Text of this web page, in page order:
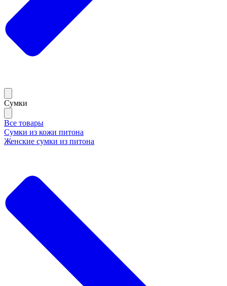
Сумки
Все товары
Сумки из кожи питона
Женские сумки из питона